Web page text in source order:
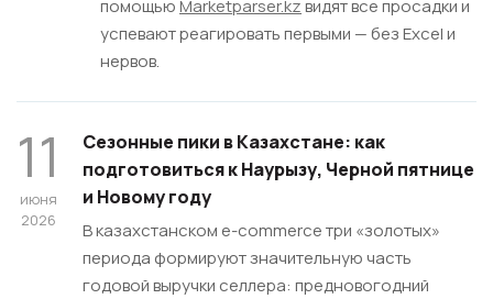
помощьюMarketрarser.kzвидят все просадки и
успевают реагировать первыми — без Excel и
нервов.
11
июня
2026
Сезонные пики в Казахстане: как
подготовиться к Наурызу, Черной пятнице
и Новому году
В казахстанском e-commerce три «золотых»
периода формируют значительную часть
годовой выручки селлера: предновогодний